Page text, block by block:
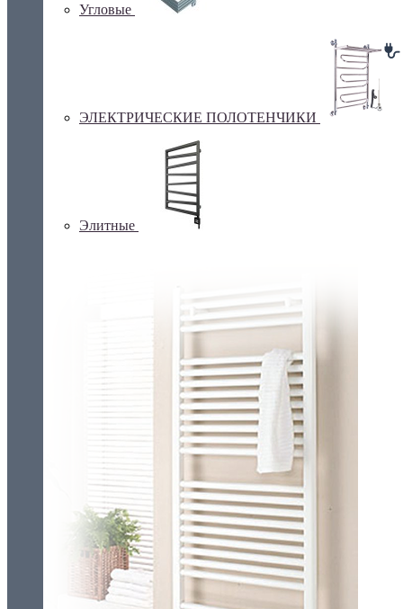
Угловые
ЭЛЕКТРИЧЕСКИЕ ПОЛОТЕНЧИКИ
Элитные